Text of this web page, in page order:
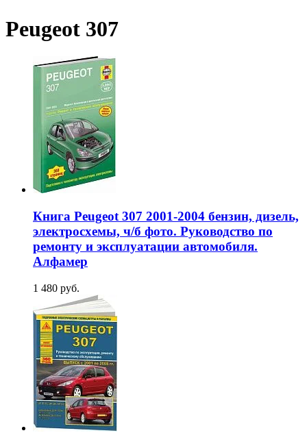
Peugeot 307
Книга Peugeot 307 2001-2004 бензин, дизель,
электросхемы, ч/б фото. Руководство по
ремонту и эксплуатации автомобиля.
Алфамер
1 480 руб.